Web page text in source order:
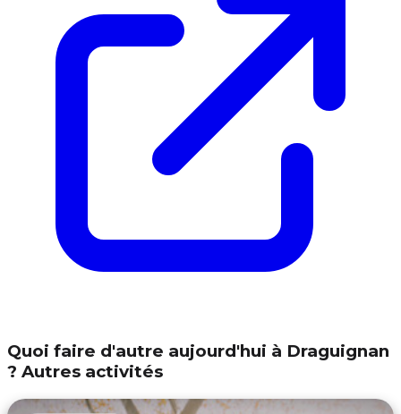
Quoi faire d'autre aujourd'hui à Draguignan
? Autres activités